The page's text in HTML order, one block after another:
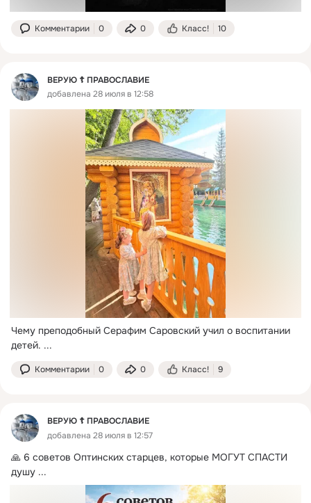
Комментарии 0 0 Класс! 10
ВЕРУЮ ☦️ ПРАВОСЛАВИЕ
добавлена 28 июля в 12:58
Чему преподобный Серафим Саровский учил о воспитании
детей. ...
Комментарии 0 0 Класс! 9
ВЕРУЮ ☦️ ПРАВОСЛАВИЕ
добавлена 28 июля в 12:57
🙏 6 советов Оптинских старцев, которые МОГУТ СПАСТИ
душу ...